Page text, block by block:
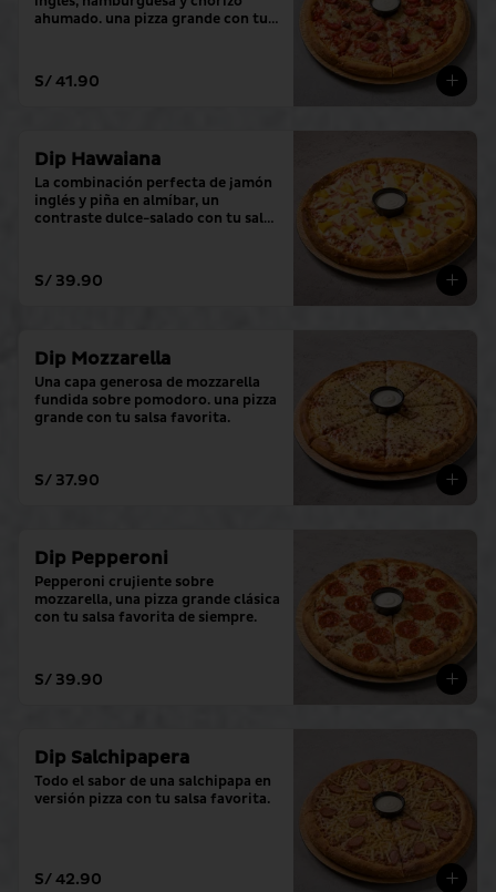
ahumado. una pizza grande con tu
S/ 41.90
Dip Hawaiana
La combinación perfecta de jamón
inglés y piña en almíbar, un
contraste dulce-salado con tu salsa
S/ 39.90
Dip Mozzarella
Una capa generosa de mozzarella
fundida sobre pomodoro. una pizza
grande con tu salsa favorita.
S/ 37.90
Dip Pepperoni
Pepperoni crujiente sobre
mozzarella, una pizza grande clásica
con tu salsa favorita de siempre.
S/ 39.90
Dip Salchipapera
Todo el sabor de una salchipapa en
versión pizza con tu salsa favorita.
S/ 42.90